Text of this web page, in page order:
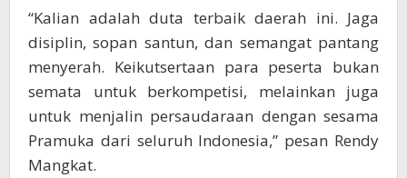
“Kalian adalah duta terbaik daerah ini. Jaga
disiplin, sopan santun, dan semangat pantang
menyerah. Keikutsertaan para peserta bukan
semata untuk berkompetisi, melainkan juga
untuk menjalin persaudaraan dengan sesama
Pramuka dari seluruh Indonesia,” pesan Rendy
Mangkat.